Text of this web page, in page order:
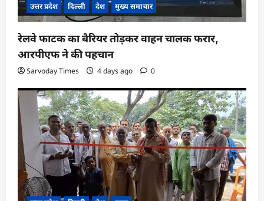
उत्तर प्रदेश दिल्ली देश मुख्य समाचार
रेलवे फाटक का बैरियर तोड़कर वाहन चालक फरार,
आरपीएफ ने की पहचान
Sarvoday Times 4 days ago 0